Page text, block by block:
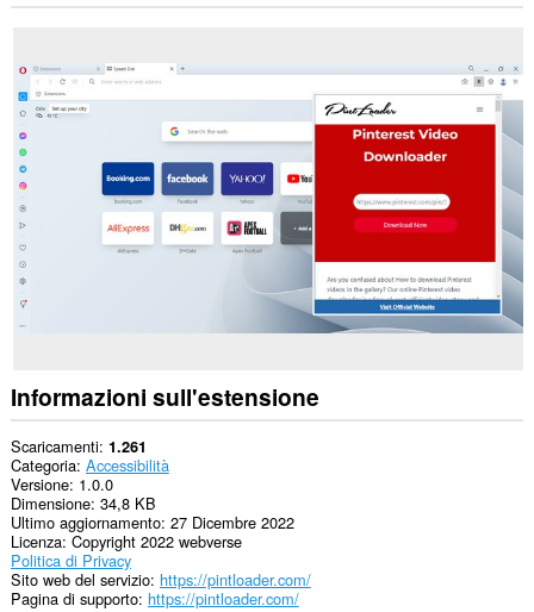
Informazioni sull'estensione
Scaricamenti 1.261
Categoria Accessibilità
Versione 1.0.0
Dimensione 34,8 KB
Ultimo aggiornamento 27 Dicembre 2022
Licenza Copyright 2022 webverse
Politica di Privacy
Sito web del servizio https://pintloader.com/
Pagina di supporto https://pintloader.com/